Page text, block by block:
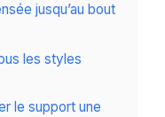
jusqu’au bout
les styles
le support une